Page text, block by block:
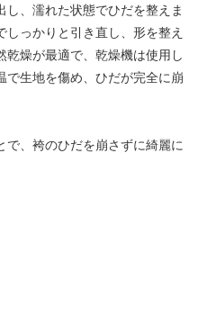
、濡れた状態でひだを整えま
っかりと引き直し、形を整え
乾燥が最適で、乾燥機は使用し
で生地を傷め、ひだが完全に崩
で、袴のひだを崩さずに綺麗に